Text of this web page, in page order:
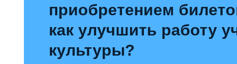
приобретением
как улучшить работу
культуры?